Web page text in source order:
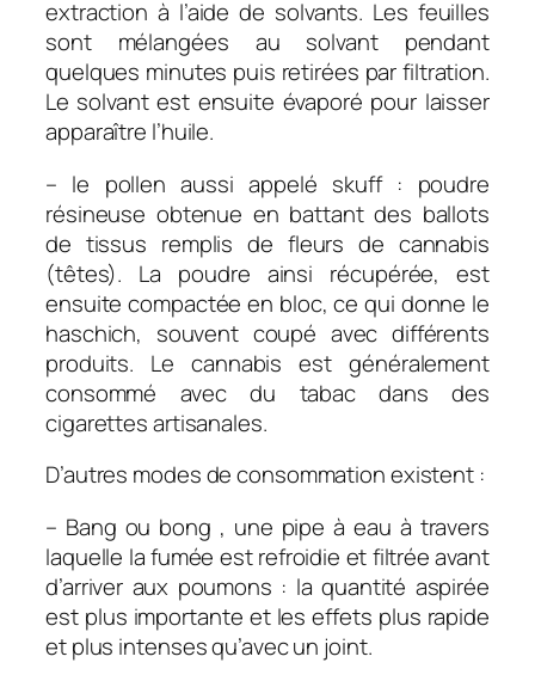
extraction à l’aide de solvants. Les feuilles
sont mélangées au solvant pendant
quelques minutes puis retirées par filtration.
Le solvant est ensuite évaporé pour laisser
apparaître l’huile.
– le pollen aussi appelé skuff : poudre
résineuse obtenue en battant des ballots
de tissus remplis de fleurs de cannabis
(têtes). La poudre ainsi récupérée, est
ensuite compactée en bloc, ce qui donne le
haschich, souvent coupé avec différents
produits. Le cannabis est généralement
consommé avec du tabac dans des
cigarettes artisanales.
D’autres modes de consommation existent :
– Bang ou bong , une pipe à eau à travers
laquelle la fumée est refroidie et filtrée avant
d’arriver aux poumons : la quantité aspirée
est plus importante et les effets plus rapide
et plus intenses qu’avec un joint.